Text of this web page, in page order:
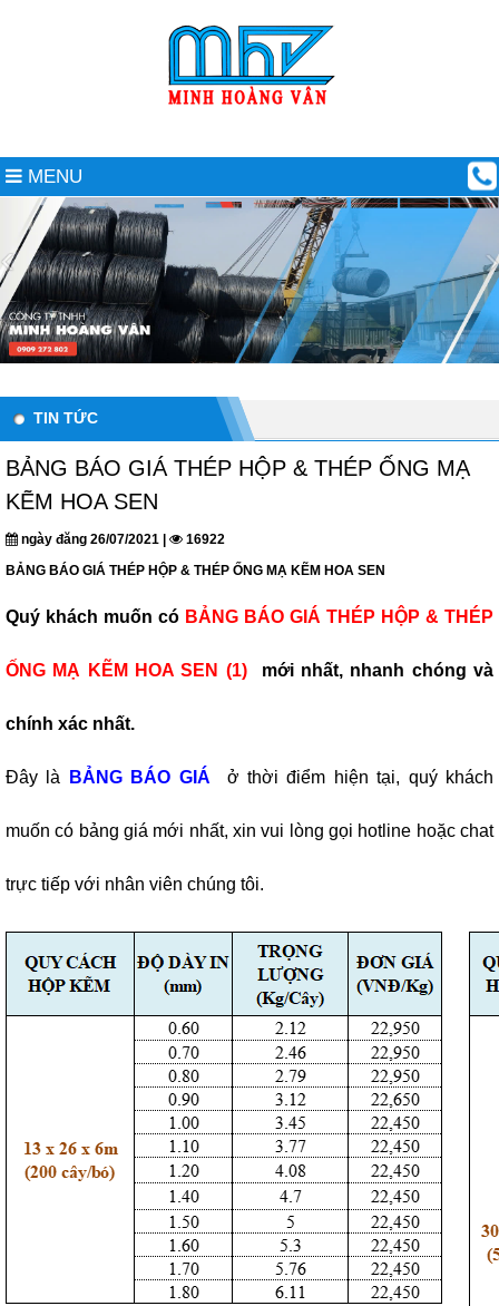
MENU
TIN TỨC
BẢNG BÁO GIÁ THÉP HỘP & THÉP ỐNG MẠ
KẼM HOA SEN
ngày đăng 26/07/2021 |
16922
BẢNG BÁO GIÁ THÉP HỘP & THÉP ỐNG MẠ KẼM HOA SEN
Quý khách muốn có BẢNG BÁO GIÁ THÉP HỘP & THÉP
ỐNG MẠ KẼM HOA SEN (1)mới nhất, nhanh chóng và
chính xác nhất.
Đây là BẢNG BÁO GIÁ ở thời điểm hiện tại, quý khách
muốn có bảng giá mới nhất, xin vui lòng gọi hotline hoặc chat
trực tiếp với nhân viên chúng tôi.